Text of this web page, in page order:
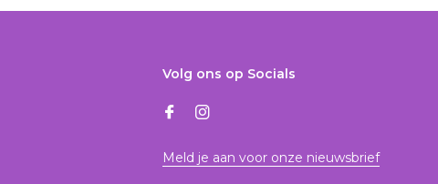
Volg ons op Socials
Meld je aan voor onze nieuwsbrief